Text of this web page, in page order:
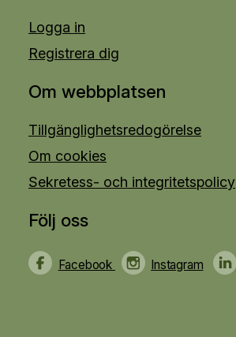
Logga in
Registrera dig
Om webbplatsen
Tillgänglighetsredogörelse
Om cookies
Sekretess- och integritetspolicy
Följ oss
Facebook Instagram